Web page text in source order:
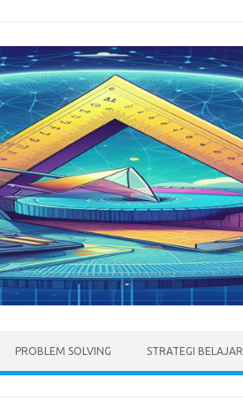
PROBLEM SOLVING STRATEGI BELAJAR